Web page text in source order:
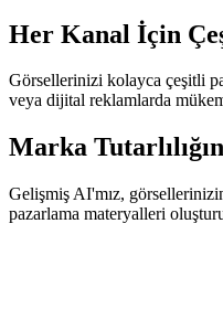
Her Kanal İçin
Görsellerinizi kolayca çeşitli
veya dijital reklamlarda
Marka
Gelişmiş AI'mız,
pazarlama materyalleri